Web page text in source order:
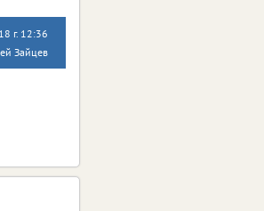
г. 12:36
Зайцев